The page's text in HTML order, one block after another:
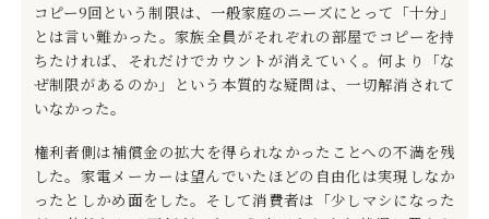
コピー9回という制限は、一般家庭のニーズにとって「十分」
とは言い難かった。家族全員がそれぞれの部屋でコピーを持
ちたければ、それだけでカウントが消えていく。何より「な
ぜ制限があるのか」という本質的な疑問は、一切解消されて
いなかった。
権利者側は補償金の拡大を得られなかったことへの不満を残
した。家電メーカーは望んでいたほどの自由化は実現しなか
ったとしかめ面をした。そして消費者は「少しマシになった